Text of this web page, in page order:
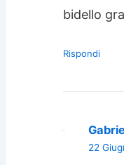
bidello
Rispondi
22